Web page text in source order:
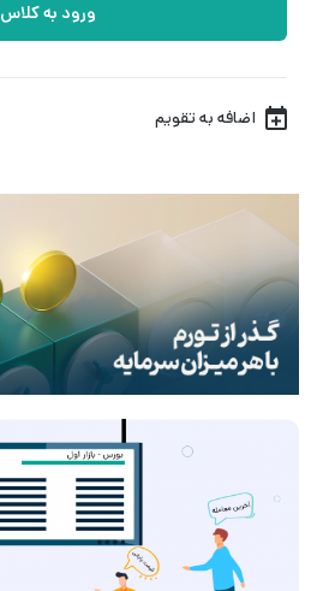
ورود به کلاس
اضافه به تقویم